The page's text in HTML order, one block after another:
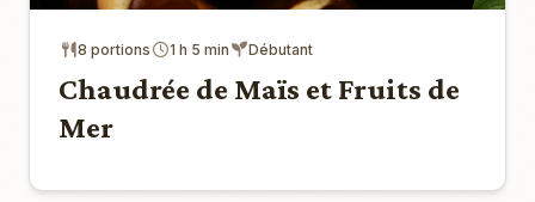
8 portions 1 h 5 min Débutant
Chaudrée de Maïs et Fruits de
Mer